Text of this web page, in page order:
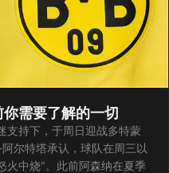
需要了解的一切
支持下，于周日迎战多特蒙
尔特塔承认，球队在周三以
火中烧"。此前阿森纳在夏季